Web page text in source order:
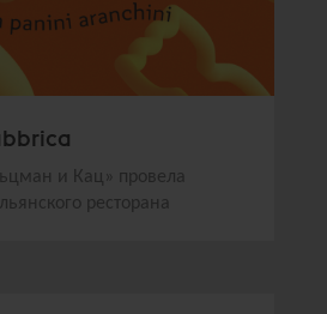
и Кац» провела
ресторана